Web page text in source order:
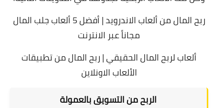
ربح المال من ألعاب الاندرويد | أفضل 5 ألعاب جلب المال
مجاناً عبر الانترنت
ألعاب لربح المال الحقيقي | ربح المال من تطبيقات
الألعاب الاونلاين
الربح من التسويق بالعمولة